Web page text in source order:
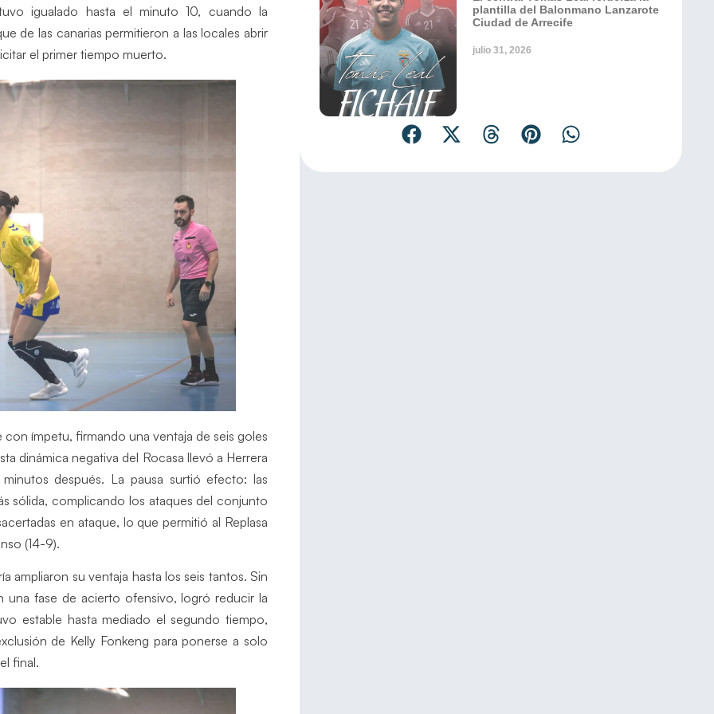
igualado hasta el minuto 10, cuando la
de las canarias permitieron a las locales abrir
el primer tiempo muerto.
con ímpetu, firmando una ventaja de seis goles
dinámica negativa del Rocasa llevó a Herrera
después. La pausa surtió efecto: las
sólida, complicando los ataques del conjunto
en ataque, lo que permitió al Replasa
(14-9).
ampliaron su ventaja hasta los seis tantos. Sin
una fase de acierto ofensivo, logró reducir la
estable hasta mediado el segundo tiempo,
de Kelly Fonkeng para ponerse a solo
final.
plantilla del Balonmano Lanzarote
Ciudad de Arrecife
julio 31, 2026